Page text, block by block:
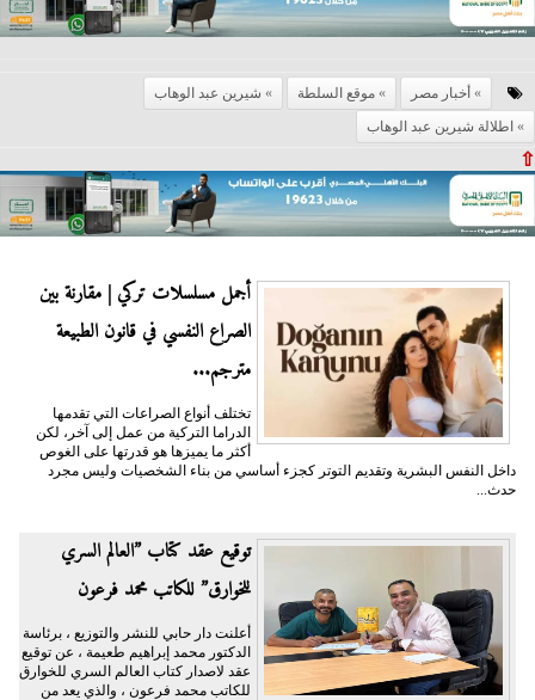
أخبار مصر موقع السلطة
شيرين عبد الوهاب
اطلالة شيرين عبد الوهاب
⇧
أجمل مسلسلات تركي | مقارنة بين
الصراع النفسي في قانون الطبيعة
مترجم...
تختلف أنواع الصراعات التي تقدمها
الدراما التركية من عمل إلى آخر، لكن
أكثر ما يميزها هو قدرتها على الغوص
داخل النفس البشرية وتقديم التوتر كجزء أساسي من بناء الشخصيات وليس مجرد
حدث...
توقيع عقد كتاب ”العالم السري
للخوارق” للكاتب محمد فرعون
أعلنت دار حابي للنشر والتوزيع ، برئاسة
الدكتور محمد إبراهيم طعيمة ، عن توقيع
عقد لاصدار كتاب العالم السري للخوارق
للكاتب محمد فرعون ، والذي يعد من